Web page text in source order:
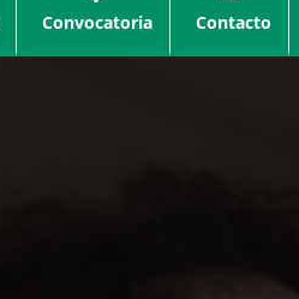
Convocatoria Contacto